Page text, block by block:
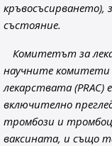
кръвосъсирването),
състояние.
Комитетът за
научните комитети
лекарствата (PRAC)
включително
тромбози и
ваксината, и също